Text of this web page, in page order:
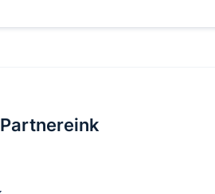
Partnereink